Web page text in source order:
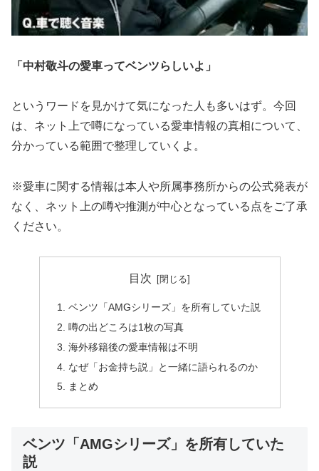
「中村敬斗の愛車ってベンツらしいよ」
というワードを見かけて気になった人も多いはず。今回
は、ネット上で噂になっている愛車情報の真相について、
分かっている範囲で整理していくよ。
※愛車に関する情報は本人や所属事務所からの公式発表が
なく、ネット上の噂や推測が中心となっている点をご了承
ください。
目次
ベンツ「AMGシリーズ」を所有していた説
噂の出どころは1枚の写真
海外移籍後の愛車情報は不明
なぜ「お金持ち説」と一緒に語られるのか
まとめ
ベンツ「AMGシリーズ」を所有していた
説